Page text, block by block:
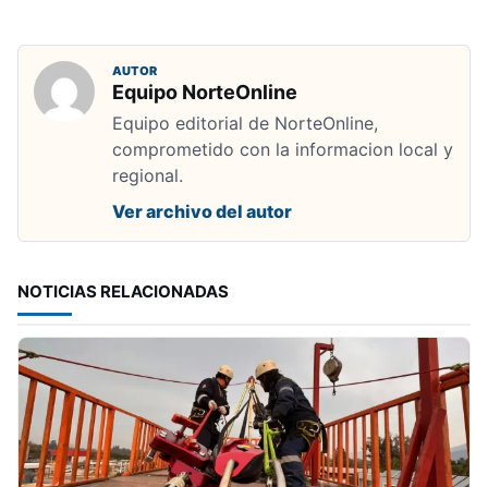
AUTOR
Equipo NorteOnline
Equipo editorial de NorteOnline,
comprometido con la informacion local y
regional.
Ver archivo del autor
NOTICIAS RELACIONADAS